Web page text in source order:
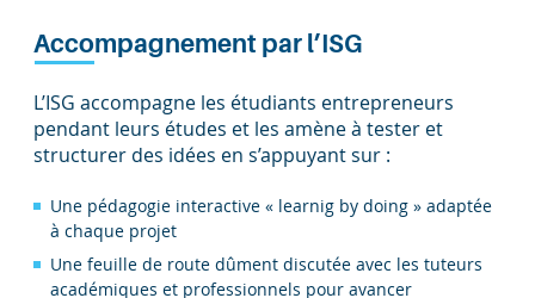
Accompagnement par l’ISG
L’ISG accompagne les étudiants entrepreneurs
pendant leurs études et les amène à tester et
structurer des idées en s’appuyant sur :
Une pédagogie interactive « learnig by doing » adaptée
à chaque projet
Une feuille de route dûment discutée avec les tuteurs
académiques et professionnels pour avancer